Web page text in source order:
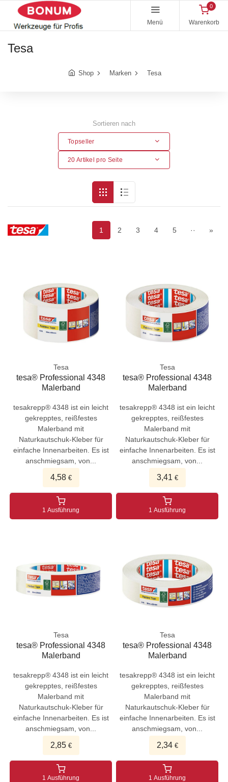
Menü
0
Warenkorb
Tesa
Shop Marken Tesa
Sortieren nach
Topseller
20 Artikel pro Seite
1 2 3 4 5 ·· »
Tesa
tesa® Professional 4348
Malerband
tesakrepp® 4348 ist ein leicht
gekrepptes, reißfestes
Malerband mit
Naturkautschuk-Kleber für
einfache Innenarbeiten. Es ist
anschmiegsam, von...
4,58€
1 Ausführung
Tesa
tesa® Professional 4348
Malerband
tesakrepp® 4348 ist ein leicht
gekrepptes, reißfestes
Malerband mit
Naturkautschuk-Kleber für
einfache Innenarbeiten. Es ist
anschmiegsam, von...
3,41€
1 Ausführung
Tesa
tesa® Professional 4348
Malerband
tesakrepp® 4348 ist ein leicht
gekrepptes, reißfestes
Malerband mit
Naturkautschuk-Kleber für
einfache Innenarbeiten. Es ist
anschmiegsam, von...
2,85€
1 Ausführung
Tesa
tesa® Professional 4348
Malerband
tesakrepp® 4348 ist ein leicht
gekrepptes, reißfestes
Malerband mit
Naturkautschuk-Kleber für
einfache Innenarbeiten. Es ist
anschmiegsam, von...
2,34€
1 Ausführung